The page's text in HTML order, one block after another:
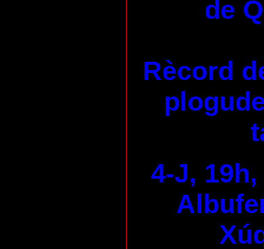
de
Rècord
4-J,